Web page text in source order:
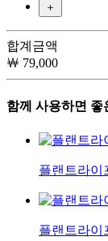
＋
합계금액
￦ 79,000
함께 사용하면 좋
플랜트라이
플랜트라이